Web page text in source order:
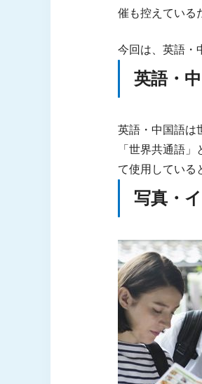
催も控えている
今回は、英語・
英語・
英語・中国語は
「世界共通語
て使用している
写真・